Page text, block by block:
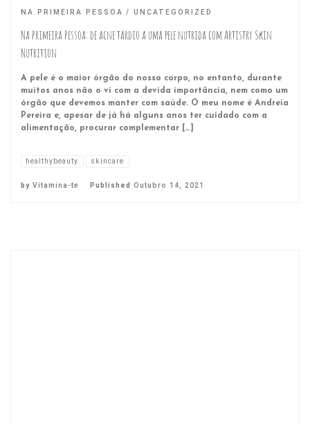
NA PRIMEIRA PESSOA UNCATEGORIZED
Na Primeira Pessoa: de acne tardio a uma pele nutrida com Artistry Skin
Nutrition
A pele é o maior órgão do nosso corpo, no entanto, durante
muitos anos não o vi com a devida importância, nem como um
órgão que devemos manter com saúde. O meu nome é Andreia
Pereira e, apesar de já há alguns anos ter cuidado com a
alimentação, procurar complementar […]
healthybeauty skincare
by Vitamina-te Published Outubro 14, 2021